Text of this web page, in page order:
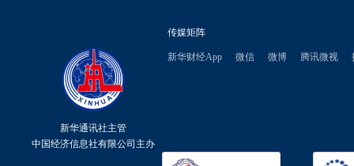
新华通讯社主管
中国经济信息社有限公司主办
传媒矩阵
新华财经App 微信 微博 腾讯微视